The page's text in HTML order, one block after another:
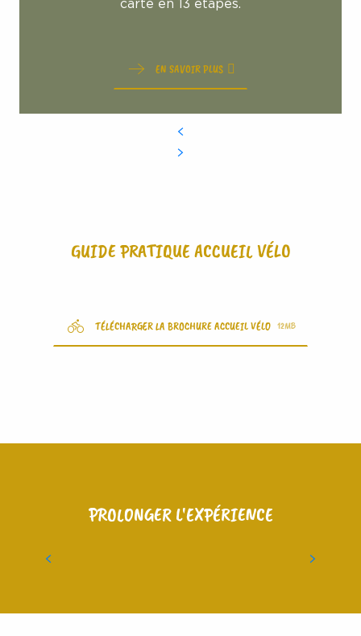
carte en 13 étapes.
EN SAVOIR PLUS
GUIDE PRATIQUE ACCUEIL VÉLO
TÉLÉCHARGER LA BROCHURE ACCUEIL VÉLO 12MB
PROLONGER L'EXPÉRIENCE